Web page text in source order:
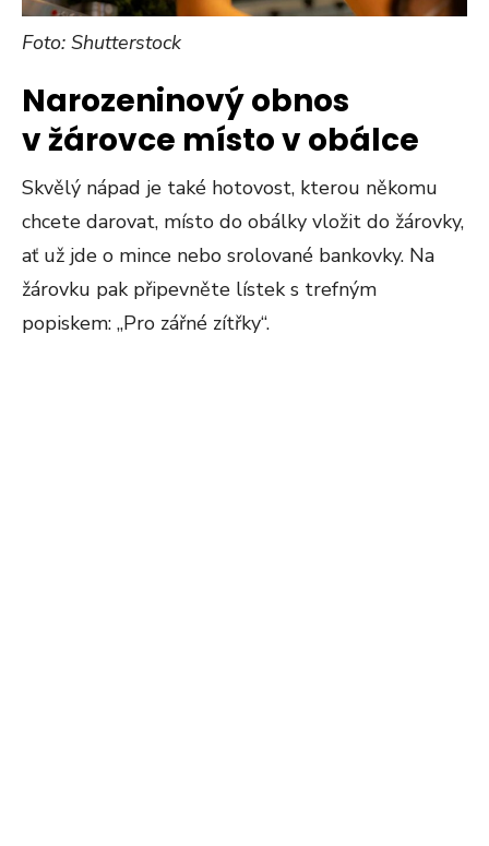
Foto: Shutterstock
Narozeninový obnos
v žárovce místo v obálce
Skvělý nápad je také hotovost, kterou někomu
chcete darovat, místo do obálky vložit do žárovky,
ať už jde o mince nebo srolované bankovky. Na
žárovku pak připevněte lístek s trefným
popiskem: „Pro zářné zítřky“.